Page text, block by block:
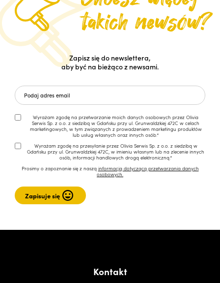
Zapisz się do newslettera,
aby być na bieżąco z newsami.
Wyrażam zgodę na przetwarzanie moich danych osobowych przez Olivia
Serwis Sp. z o.o. z siedzibą w Gdańsku przy ul. Grunwaldzkiej 472C w celach
marketingowych, w tym związanych z prowadzeniem marketingu produktów
lub usług własnych oraz innych osób.*
Wyrażam zgodę na przesyłanie przez Olivia Serwis Sp. z o.o. z siedzibą w
Gdańsku przy ul. Grunwaldzkiej 472C, w imieniu własnym lub na zlecenie innych
osób, informacji handlowych drogą elektroniczną.*
Prosimy o zapoznanie się z naszą informacją dotyczącą przetwarzania danych
osobowych.
Kontakt